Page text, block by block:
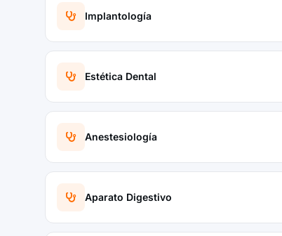
Implantología
Estética Dental
Anestesiología
Aparato Digestivo